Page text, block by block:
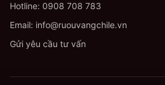
Hotline: 0908 708 783
Email: info@ruouvangchile.vn
Gửi yêu cầu tư vấn